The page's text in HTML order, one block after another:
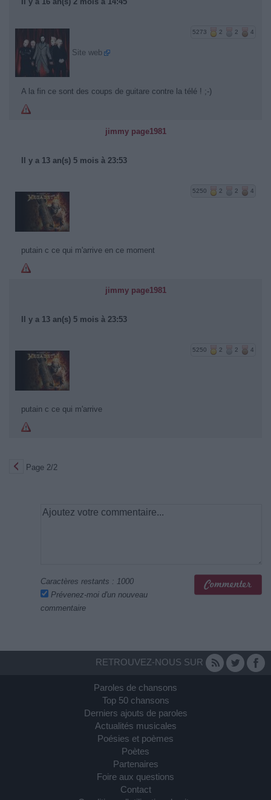
5273 2 2 4
Site web
A la fin ce sont des coups de guitare contre la télé ! ;-)
jimmy page1981
Il y a 13 an(s) 5 mois à 23:53
5250 2 2 4
putain c ce qui m'arrive en ce moment
jimmy page1981
Il y a 13 an(s) 5 mois à 23:53
5250 2 2 4
putain c ce qui m'arrive
Page 2/2
Caractères restants : 1000
Prévenez-moi d'un nouveau
commentaire
RETROUVEZ-NOUS SUR
Paroles de chansons
Top 50 chansons
Derniers ajouts de paroles
Actualités musicales
Poésies et poèmes
Poètes
Partenaires
Foire aux questions
Contact